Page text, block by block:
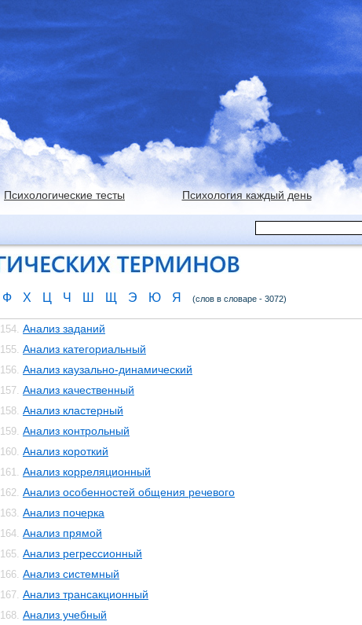
Психологические тесты Психология каждый день
Ф Х Ц Ч Ш Щ Э Ю Я (слов в словаре - 3072)
154. Анализ заданий
155. Анализ категориальный
156. Анализ каузально-динамический
157. Анализ качественный
158. Анализ кластерный
159. Анализ контрольный
160. Анализ короткий
161. Анализ корреляционный
162. Анализ особенностей общения речевого
163. Анализ почерка
164. Анализ прямой
165. Анализ регрессионный
166. Анализ системный
167. Анализ трансакционный
168. Анализ учебный